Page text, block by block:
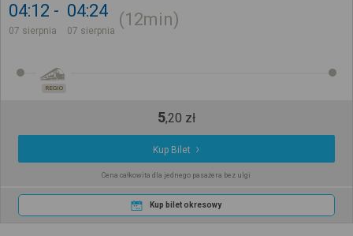
04:12
07 sierpnia
04:24
07 sierpnia
12min
REGIO
5,20 zł
Kup Bilet
Cena całkowita dla jednego pasażera bez ulgi
Kup bilet okresowy